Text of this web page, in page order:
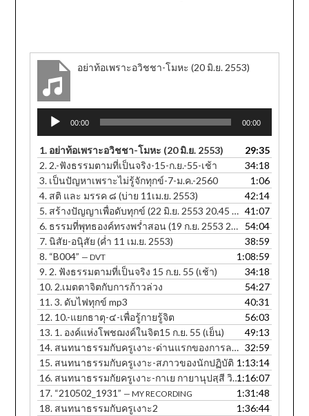
อย่าท้อเพราะอวิชชา-โมหะ (20 มิ.ย. 2553)
Audio
Player
00:00 00:00
1. อย่าท้อเพราะอวิชชา-โมหะ (20 มิ.ย. 2553)
29:35
2. 2.-ฟังธรรมตามที่เป็นจริง-15-ก.ย.-55-เช้า
34:18
3. เป็นปัญหาเพราะไม่รู้จักทุกข์-7-ม.ค.-2560
1:06
4. สติ และ มรรค ๘ (บ่าย 11เม.ย. 2553)
42:14
5. สร้างปัญญาเพื่อดับทุกข์ (22 มิ.ย. 2553 20.45 น.)
41:07
6. ธรรมที่พุทธองค์ทรงพร่ำสอน (19 ก.ย. 2553 20.25 น.)
54:04
7.นิสัย-อนุิสัย (ค่ำ 11 เม.ย. 2553)
38:59
8. “B004” — DVT
1:08:59
9. 2. ฟังธรรมตามที่เป็นจริง 15 ก.ย. 55 (เช้า)
34:18
10. 2.เมตตาจิตกับการก้าวล่วง
54:27
11.3. ดับไฟทุกข์ mp3
40:31
12. 10.-แยกธาตุ-๔-เพื่อรู้กายรู้จิต
56:03
13. 1. องค์แห่งโพชฌงค์ในจิต15 ก.ย. 55 (เย็น)
49:13
14. สนทนาธรรมกับครูเงาะ-ด่านแรกของการละกิเลส
32:59
15. สนทนาธรรมกับครูเงาะ-สภาวของนักปฏิบัติ 1:13:14
16. สนทนาธรรมกัยครูเงาะ-กาเย กายานุปสฺสี วิหรติ 1:16:07
17. “210502_1931” — MY RECORDING
1:31:48
18. สนทนาธรรมกับครูเงาะ2
1:36:44